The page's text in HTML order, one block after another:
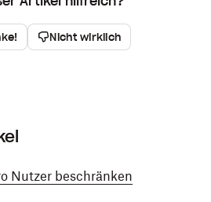
Nicht wirklich
Nutzer beschränken